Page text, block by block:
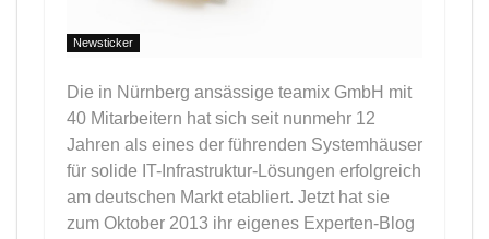
Newsticker
Die in Nürnberg ansässige teamix GmbH mit
40 Mitarbeitern hat sich seit nunmehr 12
Jahren als eines der führenden Systemhäuser
für solide IT-Infrastruktur-Lösungen erfolgreich
am deutschen Markt etabliert. Jetzt hat sie
zum Oktober 2013 ihr eigenes Experten-Blog